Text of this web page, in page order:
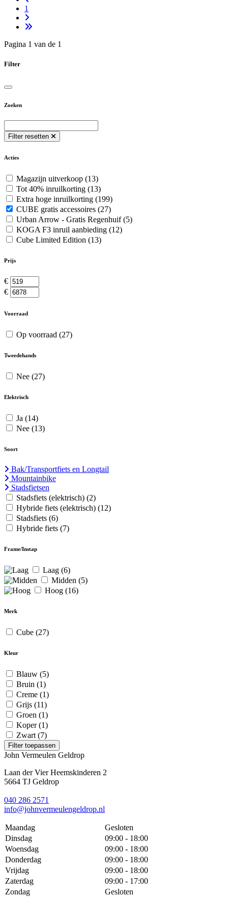
1
Pagina 1 van de 1
Filter
Zoeken
Filter resetten
Acties
Magazijn uitverkoop (13)
Tot 40% inruilkorting (13)
Extra hoge inruilkorting (199)
CUBE gratis accessoires (27)
Urban Arrow - Gratis Regenhuif(5)
KOGA F3 inruil aanbieding (12)
Cube Limited Edition (13)
Prijs
€
€
Voorraad
Op voorraad (27)
Tweedehands
Nee (27)
Elektrisch
Ja (14)
Nee (13)
Soort
Bak/Transportfiets en Longtail
Mountainbike
Stadsfietsen
Stadsfiets (elektrisch) (2)
Hybride fiets (elektrisch) (12)
Stadsfiets (6)
Hybride fiets (7)
Frame/Instap
Laag (6)
Midden (5)
Hoog (16)
Merk
Cube (27)
Kleur
Blauw (5)
Bruin (1)
Creme (1)
Grijs (11)
Groen (1)
Koper(1)
Zwart (7)
Filter toepassen
John Vermeulen Geldrop
Laan der Vier Heemskinderen 2
5664 TJ Geldrop
040 286 2571
info@johnvermeulengeldrop.nl
Maandag
Gesloten
Dinsdag
09:00 - 18:00
Woensdag
09:00 - 18:00
Donderdag
09:00 - 18:00
Vrijdag
09:00 - 18:00
Zaterdag
09:00 - 17:00
Zondag
Gesloten